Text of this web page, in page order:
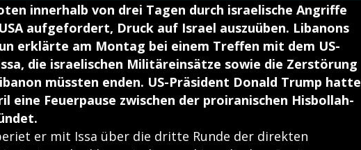
innerhalb von drei Tagen durch israelische Angriffe
aufgefordert, Druck auf Israel auszuüben. Libanons
erklärte am Montag bei einem Treffen mit dem US-
die israelischen Militäreinsätze sowie die Zerstörung
müssten enden. US-Präsident Donald Trump hatte
eine Feuerpause zwischen der proiranischen Hisbollah-
er mit Issa über die dritte Runde der direkten